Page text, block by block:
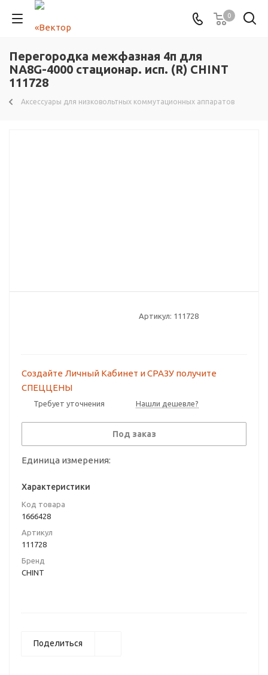
0
Перегородка межфазная 4п для
NA8G-4000 стационар. исп. (R) CHINT
111728
Аксессуары для низковольтных коммутационных аппаратов
Артикул: 111728
Характеристики
Код товара
1666428
Артикул
111728
Бренд
CHINT
Создайте Личный Кабинет и СРАЗУ получите
СПЕЦЦЕНЫ
Требует уточнения Нашли дешевле?
Под заказ
Единица измерения:
Поделиться